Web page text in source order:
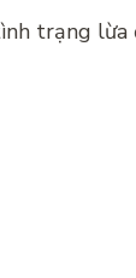
trạng lừa